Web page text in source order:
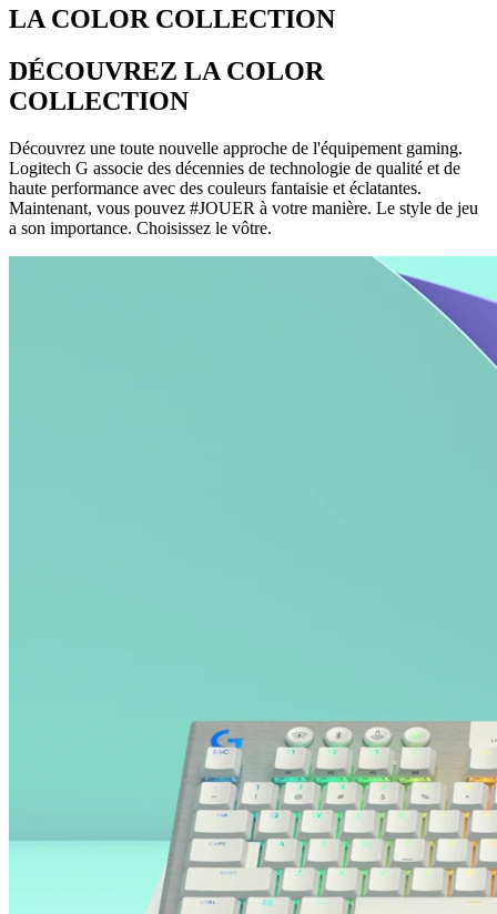
LA COLOR COLLECTION
DÉCOUVREZ LA COLOR
COLLECTION
Découvrez une toute nouvelle approche de l'équipement gaming.
Logitech G associe des décennies de technologie de qualité et de
haute performance avec des couleurs fantaisie et éclatantes.
Maintenant, vous pouvez #JOUER à votre manière. Le style de jeu
a son importance. Choisissez le vôtre.